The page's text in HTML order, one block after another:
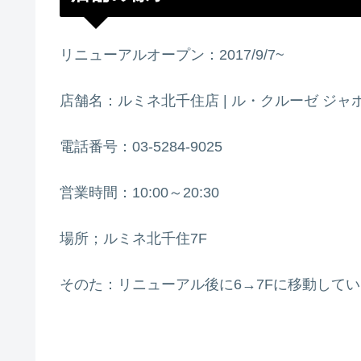
リニューアルオープン：2017/9/7~
店舗名：ルミネ北千住店 | ル・クルーゼ ジャ
電話番号：03-5284-9025
営業時間：10:00～20:30
場所；ルミネ北千住7F
そのた：リニューアル後に6→7Fに移動してい